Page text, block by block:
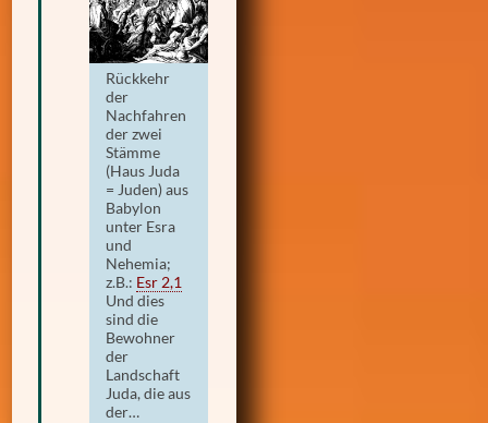
Rückkehr
der
Nachfahren
der zwei
Stämme
(Haus Juda
= Juden) aus
Babylon
unter Esra
und
Nehemia;
z.B.: Esr 2,1
Und dies
sind die
Bewohner
der
Landschaft
Juda, die aus
der…